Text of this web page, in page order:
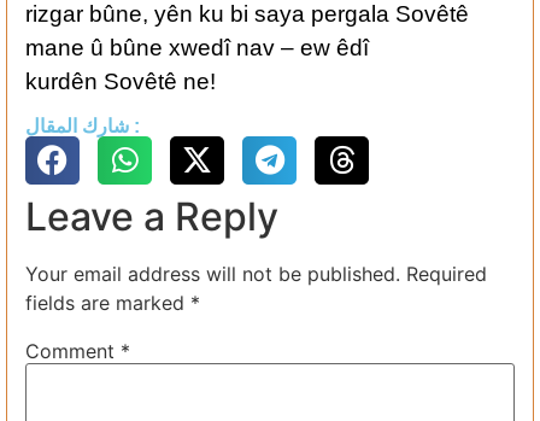
rizgar bûne, yên ku bi saya pergala Sovêtê
mane û bûne xwedî nav – ew êdî
kurdên Sovêtê ne!
شارك المقال :
Leave a Reply
Your email address will not be published. Required
fields are marked *
Comment *